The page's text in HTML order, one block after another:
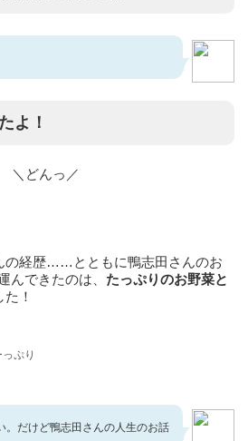
よ！
＼どんっ／
の経歴……とともに鴨志田さんのお
んできたのは、 たっぷりのお野菜と
た！
ぷり
。だけど鴨志田さんの人生のお話